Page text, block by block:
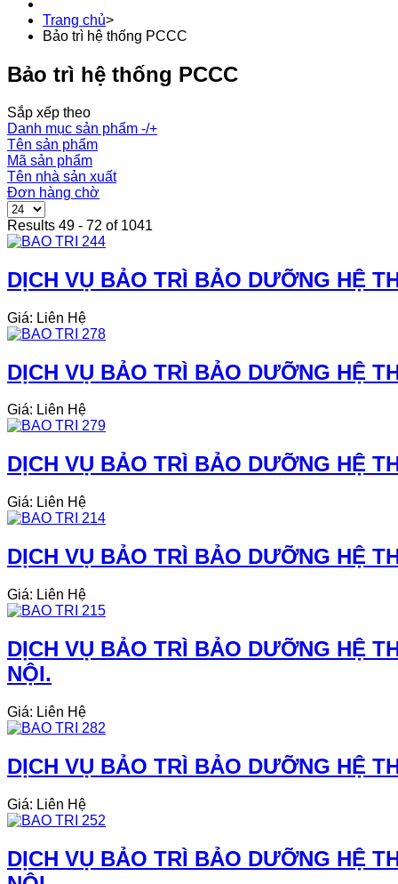
Trang chủ>
Bảo trì hệ thống PCCC
Bảo trì hệ thống PCCC
Sắp xếp theo
Danh mục sản phẩm -/+
Tên sản phẩm
Mã sản phẩm
Tên nhà sản xuất
Đơn hàng chờ
Results 49 - 72 of 1041
DỊCH VỤ BẢO TRÌ BẢO DƯỠNG HỆ
Giá: Liên Hệ
DỊCH VỤ BẢO TRÌ BẢO DƯỠNG HỆ
Giá: Liên Hệ
DỊCH VỤ BẢO TRÌ BẢO DƯỠNG HỆ
Giá: Liên Hệ
DỊCH VỤ BẢO TRÌ BẢO DƯỠNG HỆ
Giá: Liên Hệ
DỊCH VỤ BẢO TRÌ BẢO DƯỠNG HỆ
NỘI.
Giá: Liên Hệ
DỊCH VỤ BẢO TRÌ BẢO DƯỠNG HỆ
Giá: Liên Hệ
DỊCH VỤ BẢO TRÌ BẢO DƯỠNG HỆ